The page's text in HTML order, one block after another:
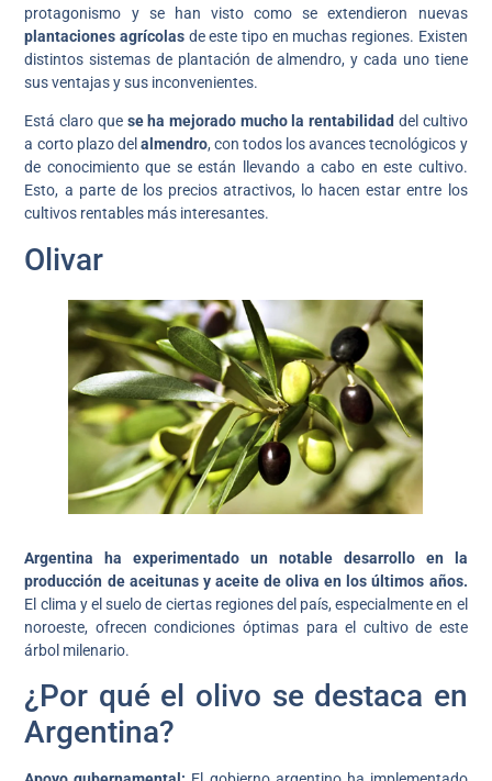
protagonismo y se han visto como se extendieron nuevas
plantaciones agrícolas de este tipo en muchas regiones. Existen
distintos sistemas de plantación de almendro, y cada uno tiene
sus ventajas y sus inconvenientes.
Está claro que se ha mejorado mucho la rentabilidad del cultivo
a corto plazo del almendro, con todos los avances tecnológicos y
de conocimiento que se están llevando a cabo en este cultivo.
Esto, a parte de los precios atractivos, lo hacen estar entre los
cultivos rentables más interesantes.
Olivar
Argentina ha experimentado un notable desarrollo en la
producción de aceitunas y aceite de oliva en los últimos años.
El clima y el suelo de ciertas regiones del país, especialmente en el
noroeste, ofrecen condiciones óptimas para el cultivo de este
árbol milenario.
¿Por qué el olivo se destaca en
Argentina?